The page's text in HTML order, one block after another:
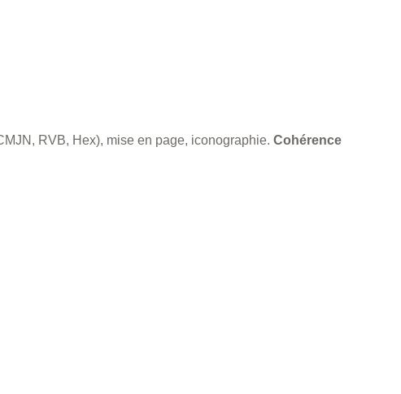
RVB, Hex), mise en page, iconographie. Cohérence